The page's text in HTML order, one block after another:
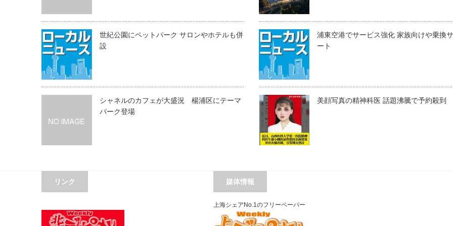
世紀公園にペットパーク サロンやホテルも併
設
シャネルのカフェが大盛況 楊浦区にテーマ
パーク登場
浦東空港でサービス強化 家族向けや乗換
ート
美顔写真の精神科医 話題沸騰で予約殺到
リンク 媒体情報
上海シェアNo.1のフリーペーパー